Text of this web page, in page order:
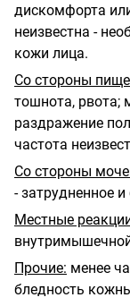
дискомфорта
неизвестна -
кожи лица.
Со стороны
тошнота, рвота;
раздражение
частота
Со стороны
- затрудненное
Местные
Прочие: менее
бледность